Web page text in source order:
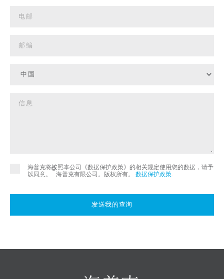
海普克将按照本公司《数据保护政策》的相关规定使用您的数据，请予
以同意。
©
海普克有限公司。版权所有。 数据保护政策.
发送我的查询